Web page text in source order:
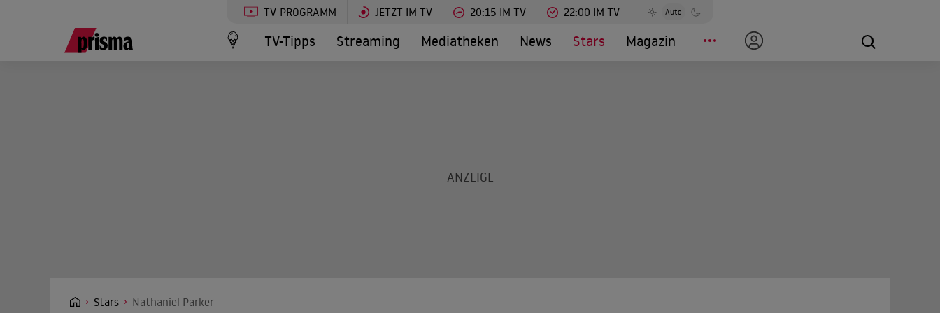
TV-PROGRAMM JETZT IM TV 20:15 IM TV 22:00 IM TV Auto
TV-Tipps Streaming Mediatheken News Stars Magazin
Stars Nathaniel Parker